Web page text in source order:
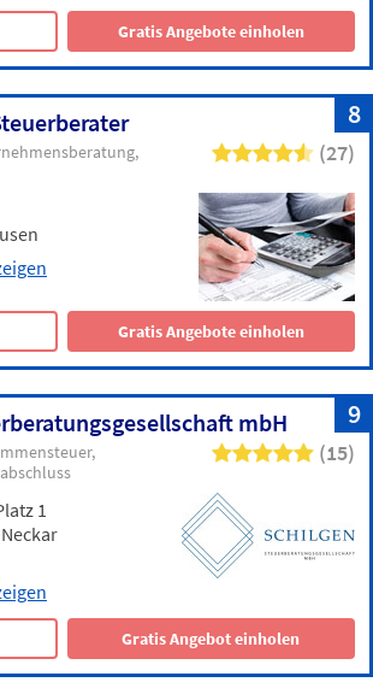
Gratis Angebote einholen
8
(27)
Gratis Angebote einholen
9
mbH
(15)
1
Gratis Angebot einholen